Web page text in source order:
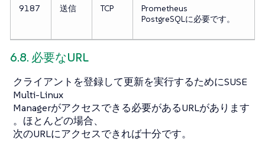
9187 送信 TCP
Prometheus
PostgreSQLに必要です。
6.8. 必要なURL
クライアントを登録して更新を実行するためにSUSE
Multi-Linux
Managerがアクセスできる必要があるURLがあります
。ほとんどの場合、
次のURLにアクセスできれば十分です。